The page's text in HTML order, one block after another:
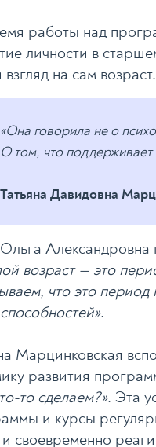
работы над
личности в
на сам возраст.
«Она говорила не о
О том, что поддерживает
Татьяна Давидовна
Александровна
возраст — это
что это период
.
Марцинковская
развития
то сделаем?». Эта
и курсы
и своевременно